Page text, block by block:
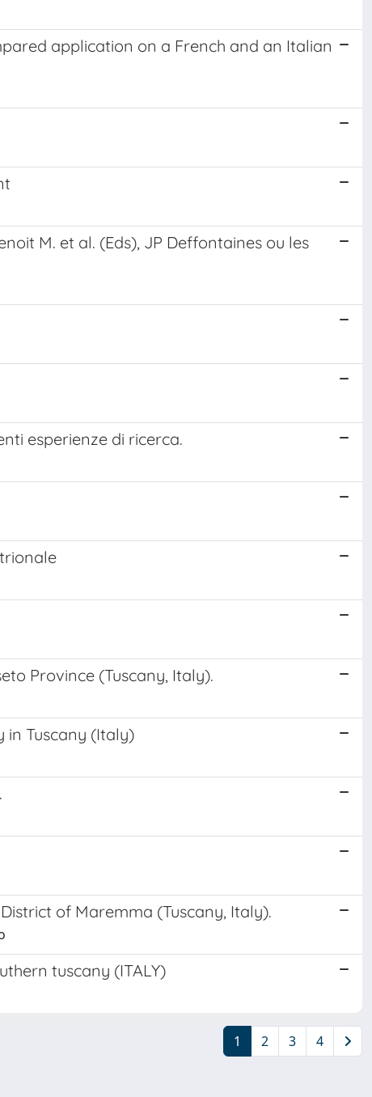
application on a French and an Italian
M. et al. (Eds), JP Deffontaines ou les
esperienze di ricerca.
Province (Tuscany, Italy).
in Tuscany (Italy)
of Maremma (Tuscany, Italy).
tuscany (ITALY)
1 2 3 4